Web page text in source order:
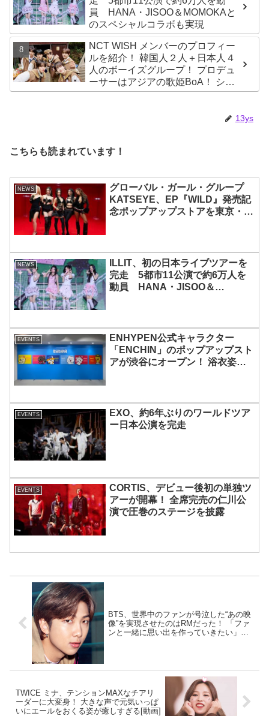
員 HANA・JISOO＆MOMOKAと
のスペシャルコラボも実現
NCT WISH メンバーのプロフィー
ルを紹介！ 韓国人２人＋日本人４
人のボーイズグループ！ プロデュ
ーサーはアジアの歌姫BoA！ シオ
ン、ジェヒ、リク、ユウシ、リョ
13ys
こちらも読まれています！
NEWS
グローバル・ガール・グループ
KATSEYE、EP『WILD』発売記
念ポップアップストアを東京・原
NEWS
ILLIT、初の日本ライブツアーを
完走 5都市11公演で約6万人を
動員 HANA・JISOO＆
EVENTS
ENHYPEN公式キャラクター
「ENCHIN」のポップアップスト
アが渋谷にオープン！ 浴衣姿の
EVENTS
EXO、約6年ぶりのワールドツア
ー日本公演を完走
EVENTS
CORTIS、デビュー後初の単独ツ
アーが開幕！ 全席完売の仁川公
演で圧巻のステージを披露
BTS、世界中のファンが号泣した“あの映
像”を実現させたのはRMだった！ 「ファ
ンと一緒に思い出を作っていきたい」と
TWICE ミナ、テンションMAXなチアリ
ーダーに大変身！ 大きな声で元気いっぱ
いにエールをおくる姿が癒しすぎる[動画]